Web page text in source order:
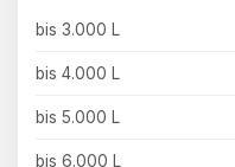
bis 3.000 L
bis 4.000 L
bis 5.000 L
bis 6.000 L